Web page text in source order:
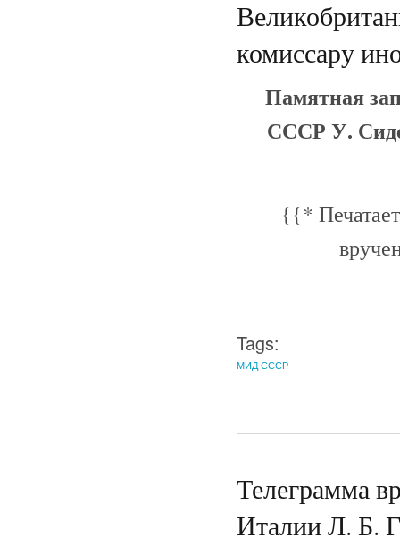
комиссару
Памятная
СССР У.
{{*
Tags:
МИД СССР
Телеграмма
Италии Л. Б.